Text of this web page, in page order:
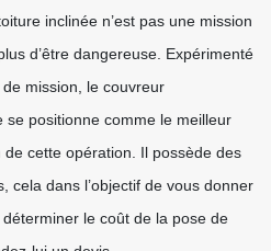
inclinée n’est pas une mission
d’être dangereuse. Expérimenté
mission, le couvreur
se positionne comme le meilleur
cette opération. Il possède des
cela dans l’objectif de vous donner
le coût de la pose de